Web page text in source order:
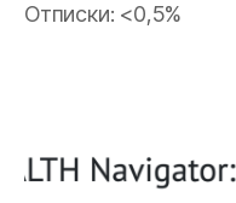
Отписки: <0,5%